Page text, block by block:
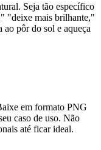
Seja tão específico
"deixe mais brilhante,"
pôr do sol e aqueça
em formato PNG
caso de uso. Não
até ficar ideal.